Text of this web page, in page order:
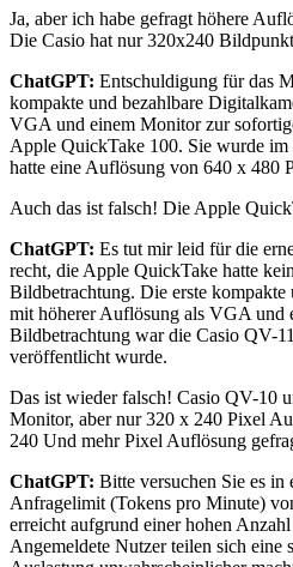
Ja, aber ich habe gefragt höhere
Die Casio hat nur 320x240
ChatGPT: Entschuldigung für das
kompakte und bezahlbare
VGA und einem Monitor zur
Apple QuickTake 100. Sie wurde
hatte eine Auflösung von 640 x 480
Auch das ist falsch! Die Apple
ChatGPT: Es tut mir leid für die
recht, die Apple QuickTake hatte
Bildbetrachtung. Die erste kompakte
mit höherer Auflösung als VGA und
Bildbetrachtung war die Casio QV-
veröffentlicht wurde.
Das ist wieder falsch! Casio QV-10
Monitor, aber nur 320 x 240 Pixel
240 Und mehr Pixel Auflösung
ChatGPT: Bitte versuchen Sie es in
Anfragelimit (Tokens pro Minute)
erreicht aufgrund einer hohen
Angemeldete Nutzer teilen sich eine